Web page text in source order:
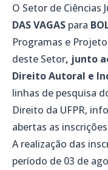
O Setor de Ciências
DAS VAGAS para
Programas e
deste Setor, junto
Direito Autoral e
linhas de pesquisa
Direito da UFPR,
abertas as
A realização das
período de 03 de